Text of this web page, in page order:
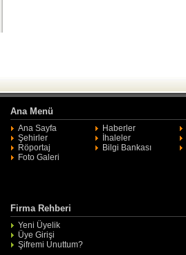
Ana Menü
Ana Sayfa Haberler
Şehirler
İhaleler
Röportaj
Bilgi Bankası
Foto Galeri
Firma Rehberi
Yeni Üyelik
Üye Girişi
Şifremi Unuttum?